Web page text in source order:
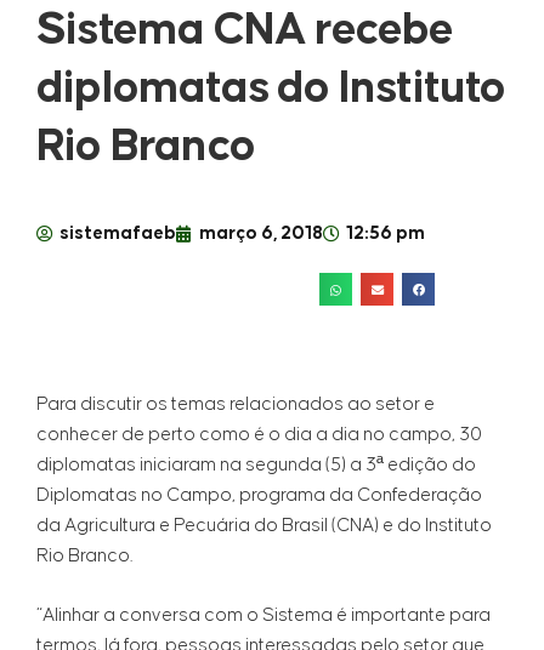
Sistema CNA recebe
diplomatas do Instituto
Rio Branco
sistemafaeb março 6, 2018 12:56 pm
Para discutir os temas relacionados ao setor e
conhecer de perto como é o dia a dia no campo, 30
diplomatas iniciaram na segunda (5) a 3ª edição do
Diplomatas no Campo, programa da Confederação
da Agricultura e Pecuária do Brasil (CNA) e do Instituto
Rio Branco.
“Alinhar a conversa com o Sistema é importante para
termos, lá fora, pessoas interessadas pelo setor que